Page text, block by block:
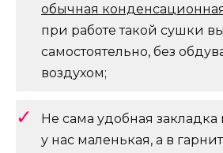
обычная
при работе такой сушки
самостоятельно, без
воздухом;
Не сама удобная
у нас маленькая, а в